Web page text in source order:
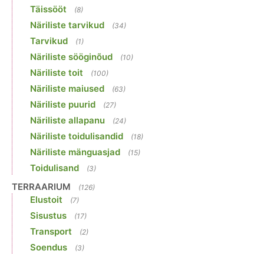
Täissööt (8)
Näriliste tarvikud (34)
Tarvikud (1)
Näriliste sööginõud (10)
Näriliste toit (100)
Näriliste maiused (63)
Näriliste puurid (27)
Näriliste allapanu (24)
Näriliste toidulisandid (18)
Näriliste mänguasjad (15)
Toidulisand (3)
TERRAARIUM (126)
Elustoit (7)
Sisustus (17)
Transport (2)
Soendus (3)